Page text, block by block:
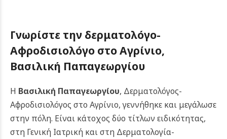
Γνωρίστε την δερματολόγο-
Αφροδισιολόγο στο Αγρίνιο,
Βασιλική Παπαγεωργίου
Η Βασιλική Παπαγεωργίου, Δερματολόγος-
Αφροδισιολόγος στο Αγρίνιο, γεννήθηκε και μεγάλωσε
στην πόλη. Είναι κάτοχος δύο τίτλων ειδικότητας,
στη Γενική Ιατρική και στη Δερματολογία-